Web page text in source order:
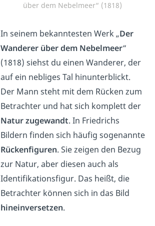
über dem Nebelmeer“ (1818)
In seinem bekanntesten Werk „Der
Wanderer über dem Nebelmeer“
(1818) siehst du einen Wanderer, der
auf ein nebliges Tal hinunterblickt.
Der Mann steht mit dem Rücken zum
Betrachter und hat sich komplett der
Natur zugewandt. In Friedrichs
Bildern finden sich häufig sogenannte
Rückenfiguren. Sie zeigen den Bezug
zur Natur, aber diesen auch als
Identifikationsfigur. Das heißt, die
Betrachter können sich in das Bild
hineinversetzen.